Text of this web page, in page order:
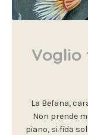
Voglio
La Befana,
Non prende
piano, si fida